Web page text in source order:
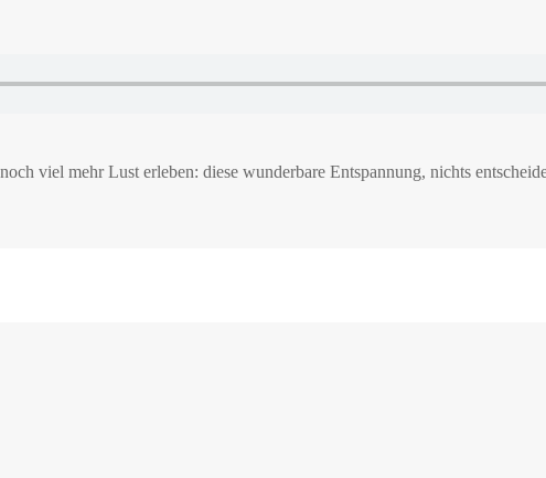
viel mehr Lust erleben: diese wunderbare Entspannung, nichts